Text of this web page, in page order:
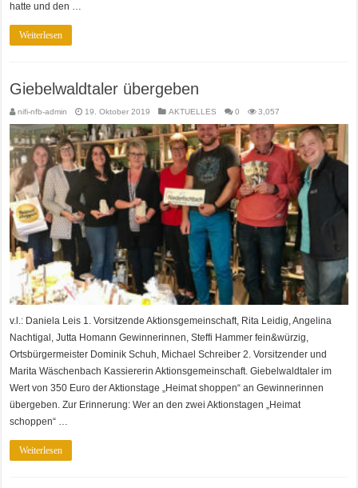
hatte und den …
Weiterlesen
Giebelwaldtaler übergeben
nifi-nfb-admin 19. Oktober 2019 AKTUELLES 0 3,057
v.l.: Daniela Leis 1. Vorsitzende Aktionsgemeinschaft, Rita Leidig, Angelina
Nachtigal, Jutta Homann Gewinnerinnen, Steffi Hammer fein&würzig,
Ortsbürgermeister Dominik Schuh, Michael Schreiber 2. Vorsitzender und
Marita Wäschenbach Kassiererin Aktionsgemeinschaft. Giebelwaldtaler im
Wert von 350 Euro der Aktionstage „Heimat shoppen“ an Gewinnerinnen
übergeben. Zur Erinnerung: Wer an den zwei Aktionstagen „Heimat
schoppen“ …
Weiterlesen